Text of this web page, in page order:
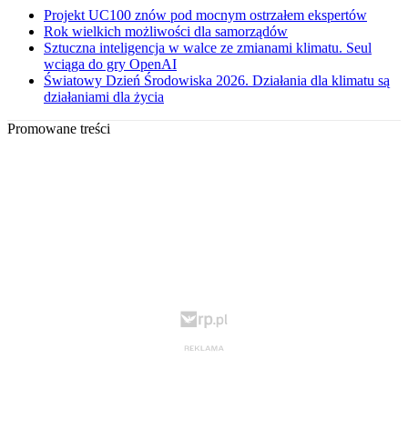
Projekt UC100 znów pod mocnym ostrzałem ekspertów
Rok wielkich możliwości dla samorządów
Sztuczna inteligencja w walce ze zmianami klimatu. Seul
wciąga do gry OpenAI
Światowy Dzień Środowiska 2026. Działania dla klimatu są
działaniami dla życia
Promowane treści